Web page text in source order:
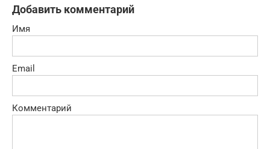
Добавить комментарий
Имя
Email
Комментарий